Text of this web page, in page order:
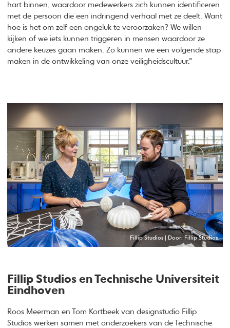
hart binnen, waardoor medewerkers zich kunnen identificeren
met de persoon die een indringend verhaal met ze deelt. Want
hoe is het om zelf een ongeluk te veroorzaken? We willen
kijken of we iets kunnen triggeren in mensen waardoor ze
andere keuzes gaan maken. Zo kunnen we een volgende stap
maken in de ontwikkeling van onze veiligheidscultuur.”
Fillip Studios | Door: Fillip Studios
Fillip Studios en Technische Universiteit
Eindhoven
Roos Meerman en Tom Kortbeek van designstudio Fillip
Studios werken samen met onderzoekers van de Technische